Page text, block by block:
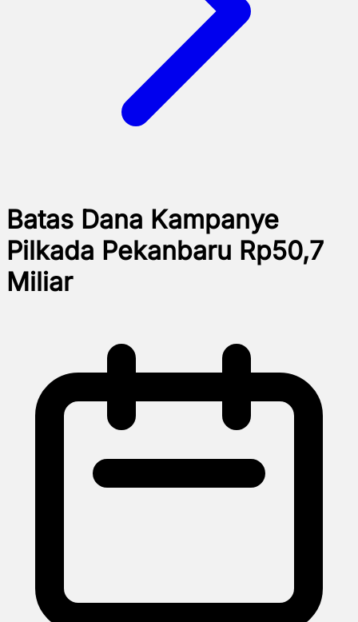
Batas Dana Kampanye
Pilkada Pekanbaru Rp50,7
Miliar